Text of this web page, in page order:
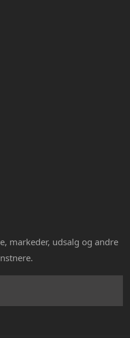
markeder, udsalg og andre